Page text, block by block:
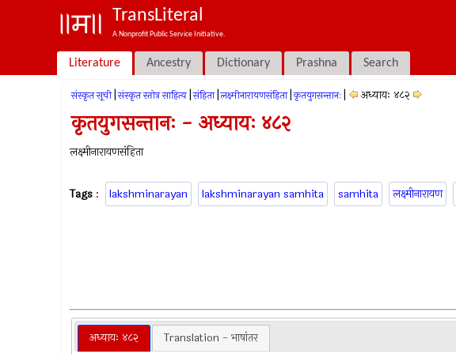
TransLiteral
A Nonprofit Public Service Initiative.
Literature Ancestry Dictionary Prashna Search
संस्कृत सूची संस्कृत स्तोत्र साहित्य संहिता लक्ष्मीनारायणसंहिता कृतयुगसन्तानः अध्यायः ४८२
कृतयुगसन्तानः - अध्यायः ४८२
लक्ष्मीनारायणसंहिता
Tags : lakshminarayan lakshminarayan samhita samhita लक्ष्मीनारायण
अध्यायः ४८२ Translation - भाषांतर